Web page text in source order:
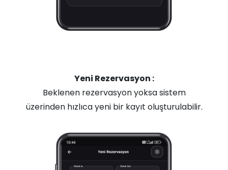
Yeni Rezervasyon :
Beklenen rezervasyon yoksa sistem
üzerinden hızlıca yeni bir kayıt oluşturulabilir.